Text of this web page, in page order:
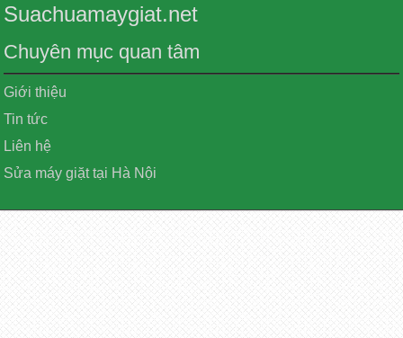
Suachuamaygiat.net
Chuyên mục quan tâm
Giới thiệu
Tin tức
Liên hệ
Sửa máy giặt tại Hà Nội